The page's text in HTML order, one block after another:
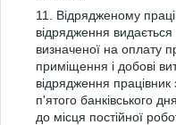
11. Відрядженому
відрядження
визначеної на оплату
приміщення і добові
відрядження
п'ятого банківського
до місця постійної